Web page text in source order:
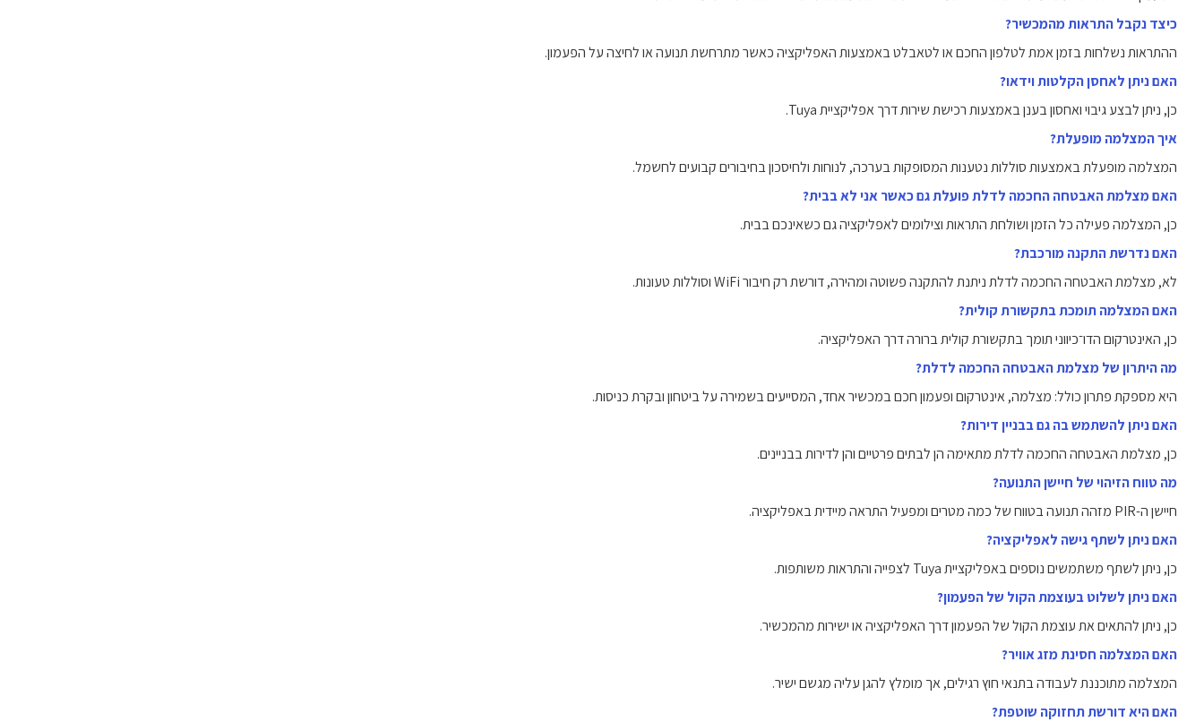
כיצד נקבל התראות מהמכשיר?
ההתראות נשלחות בזמן אמת לטלפון החכם או לטאבלט באמצעות האפליקציה כאשר מתרחשת תנועה או לחיצה על הפעמון.
האם ניתן לאחסן הקלטות וידאו?
כן, ניתן לבצע גיבוי ואחסון בענן באמצעות רכישת שירות דרך אפליקציית Tuya.
איך המצלמה מופעלת?
המצלמה מופעלת באמצעות סוללות נטענות המסופקות בערכה, לנוחות ולחיסכון בחיבורים קבועים לחשמל.
האם מצלמת האבטחה החכמה לדלת פועלת גם כאשר אני לא בבית?
כן, המצלמה פעילה כל הזמן ושולחת התראות וצילומים לאפליקציה גם כשאינכם בבית.
האם נדרשת התקנה מורכבת?
לא, מצלמת האבטחה החכמה לדלת ניתנת להתקנה פשוטה ומהירה, דורשת רק חיבור WiFi וסוללות טעונות.
האם המצלמה תומכת בתקשורת קולית?
כן, האינטרקום הדו־כיווני תומך בתקשורת קולית ברורה דרך האפליקציה.
מה היתרון של מצלמת האבטחה החכמה לדלת?
היא מספקת פתרון כולל: מצלמה, אינטרקום ופעמון חכם במכשיר אחד, המסייעים בשמירה על ביטחון ובקרת כניסות.
האם ניתן להשתמש בה גם בבניין דירות?
כן, מצלמת האבטחה החכמה לדלת מתאימה הן לבתים פרטיים והן לדירות בבניינים.
מה טווח הזיהוי של חיישן התנועה?
חיישן ה-PIR מזהה תנועה בטווח של כמה מטרים ומפעיל התראה מיידית באפליקציה.
האם ניתן לשתף גישה לאפליקציה?
כן, ניתן לשתף משתמשים נוספים באפליקציית Tuya לצפייה והתראות משותפות.
האם ניתן לשלוט בעוצמת הקול של הפעמון?
כן, ניתן להתאים את עוצמת הקול של הפעמון דרך האפליקציה או ישירות מהמכשיר.
האם המצלמה חסינת מזג אוויר?
המצלמה מתוכננת לעבודה בתנאי חוץ רגילים, אך מומלץ להגן עליה מגשם ישיר.
האם היא דורשת תחזוקה שוטפת?